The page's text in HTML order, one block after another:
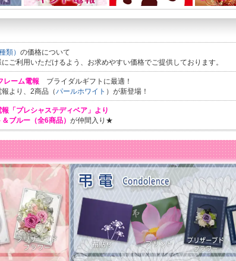
類） の価格について
ご利用いただけるよう、お求めやすい価格でご提供しております。
レーム電報 ブライダルギフトに最適！
より、2商品（パールホワイト ）が新登場！
「プレシャステディベア」より
ブルー（全6商品） が仲間入り★
園）、入学（入園）のお祝いに！「卒園卒業・入園入学特集」
フト電報のおすすめ商品・文例をピックアップ致しました！
商品更新致しました。
が大変ご好評。斎場・ホール他、ご自宅送付も増えております。詳し
集◆』 開催中！
！ 祝電・ギフト電報のおすすめ商品を更新いたしました！
地区予選が開催される中、高校野球やスポーツ大会向けの「特集ペー
しております。
のご参考になさってください！